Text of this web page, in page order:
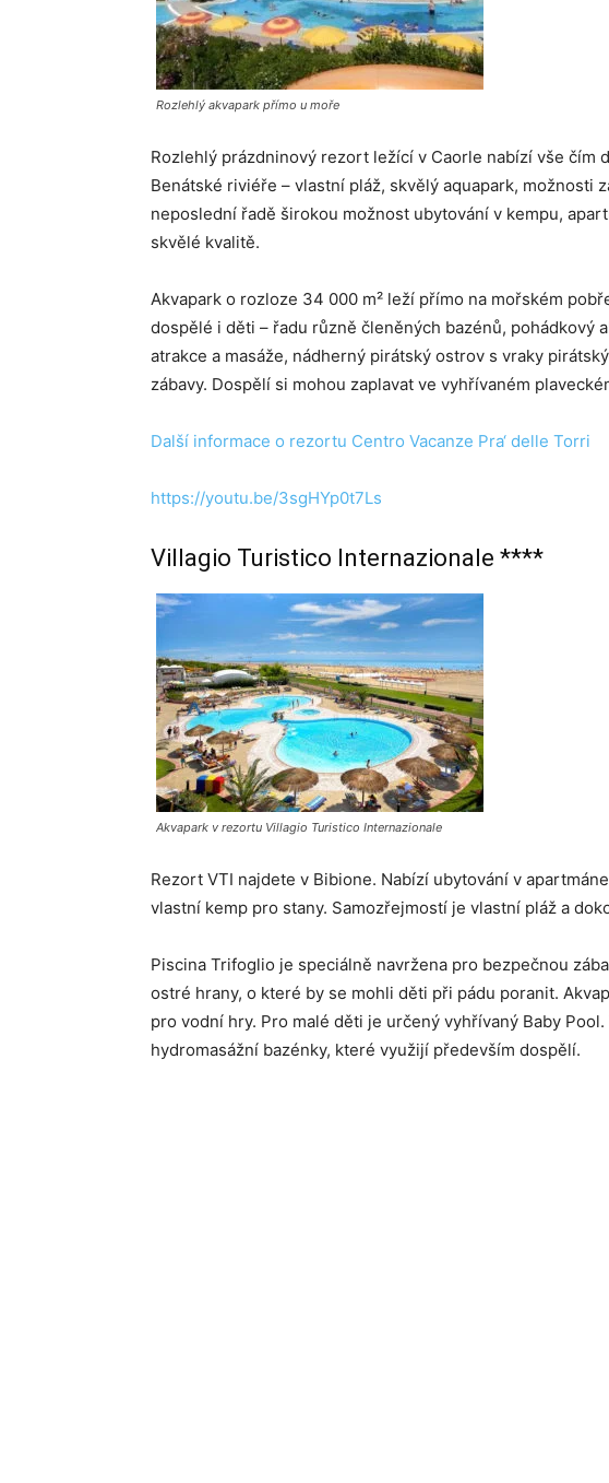
Rozlehlý akvapark přímo u moře
Rozlehlý prázdninový rezort ležící v Caorle nabízí vše čím
Benátské riviéře – vlastní pláž, skvělý aquapark, možnosti
neposlední řadě širokou možnost ubytování v kempu,
skvělé kvalitě.
Akvapark o rozloze 34 000 m² leží přímo na mořském
dospělé i děti – řadu různě členěných bazénů, pohádkový
atrakce a masáže, nádherný pirátský ostrov s vraky
zábavy. Dospělí si mohou zaplavat ve vyhřívaném
Další informace o rezortu Centro Vacanze Pra‘ delle Torri
https://youtu.be/3sgHYp0t7Ls
Villagio Turistico Internazionale ****
Akvapark v rezortu Villagio Turistico Internazionale
Rezort VTI najdete v Bibione. Nabízí ubytování v
vlastní kemp pro stany. Samozřejmostí je vlastní pláž a
Piscina Trifoglio je speciálně navržena pro bezpečnou
ostré hrany, o které by se mohli děti při pádu poranit.
pro vodní hry. Pro malé děti je určený vyhřívaný Baby
hydromasážní bazénky, které využijí především dospělí.